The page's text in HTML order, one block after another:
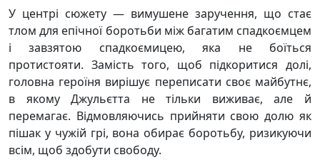
У центрі сюжету — вимушене заручення, що стає
тлом для епічної боротьби між багатим спадкоємцем
і завзятою спадкоємицею, яка не боїться
протистояти. Замість того, щоб підкоритися долі,
головна героїня вирішує переписати своє майбутнє,
в якому Джульєтта не тільки виживає, але й
перемагає. Відмовляючись прийняти свою долю як
пішак у чужій грі, вона обирає боротьбу, ризикуючи
всім, щоб здобути свободу.